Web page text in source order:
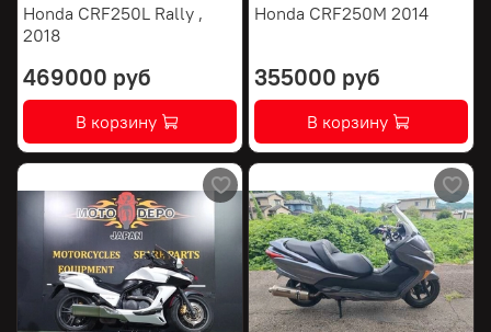
Honda CRF250L Rally ,
2018
469000 руб
В корзину
Honda CRF250M 2014
355000 руб
В корзину